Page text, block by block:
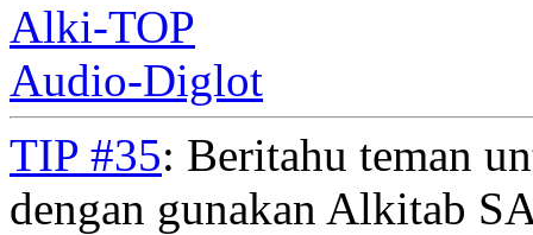
Alki-TOP
Audio-Diglot
TIP #35: Beritahu teman
dengan gunakan Alkitab